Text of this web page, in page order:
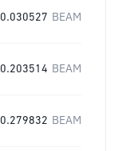
0.030527 BEAM
0.203514 BEAM
0.279832 BEAM